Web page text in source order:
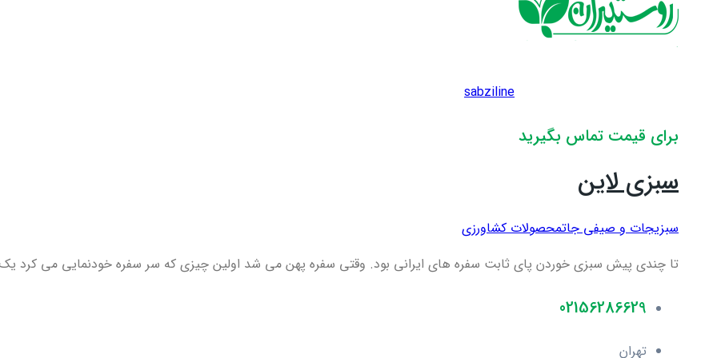
sabziline
برای قیمت تماس بگیرید
سبزی لاین
سبزیجات و صیفی جاتمحصولات کشاورزی
تا چندی پیش سبزی خوردن پای ثابت سفره های ایرانی بود. وقتی سفره پهن می شد اولین چیزی که سر سفره خودنمایی می ­کرد
02156286629
تهران